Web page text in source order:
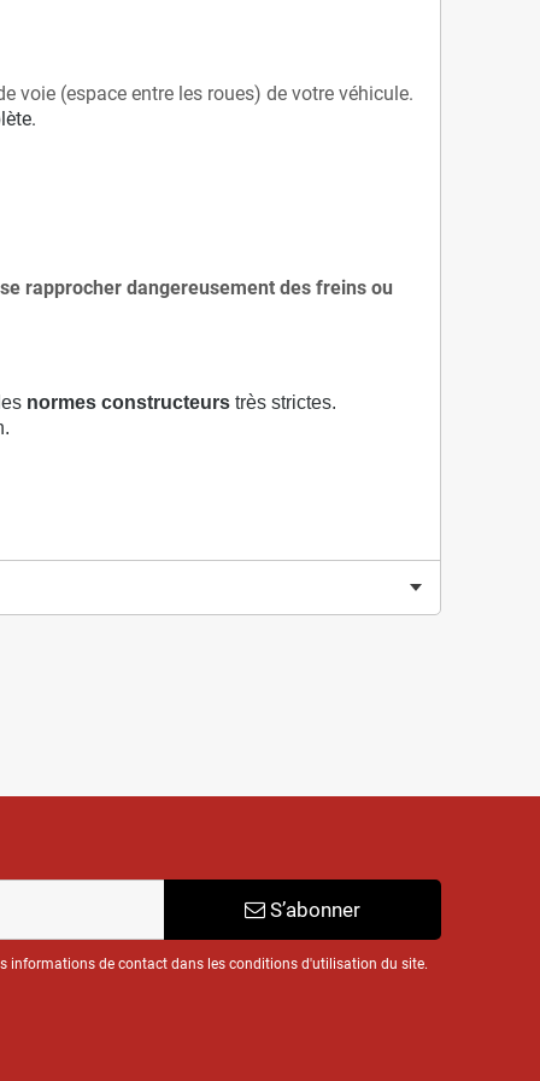
voie (espace entre les roues) de votre véhicule.
rapprocher dangereusement des freins ou
normes constructeurs très strictes.
S’abonner
informations de contact dans les conditions d'utilisation du site.